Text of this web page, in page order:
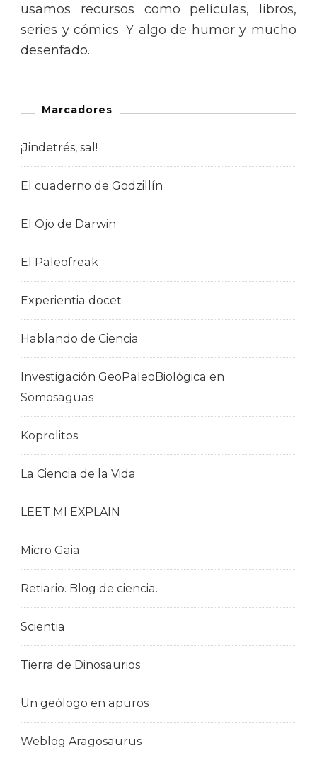
usamos recursos como películas, libros,
series y cómics. Y algo de humor y mucho
desenfado.
Marcadores
¡Jindetrés, sal!
El cuaderno de Godzillín
El Ojo de Darwin
El Paleofreak
Experientia docet
Hablando de Ciencia
Investigación GeoPaleoBiológica en
Somosaguas
Koprolitos
La Ciencia de la Vida
LEET MI EXPLAIN
Micro Gaia
Retiario. Blog de ciencia.
Scientia
Tierra de Dinosaurios
Un geólogo en apuros
Weblog Aragosaurus